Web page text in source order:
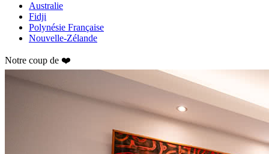
Australie
Fidji
Polynésie Française
Nouvelle-Zélande
Notre coup de ❤️